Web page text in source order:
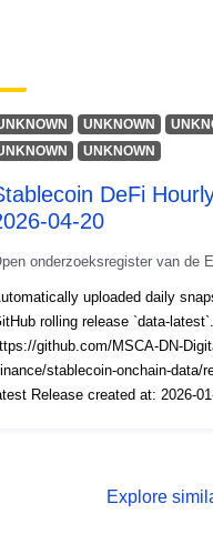
UNKNOWN
UNKNOWN
DeFi
04-20
onderzoeksregister van de
uploaded daily
rolling release `data-
github.com/MSCA-DN-
stablecoin-onchain-data/
Release created at: 2026-
Explore